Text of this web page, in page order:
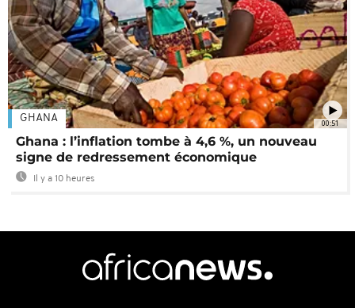
00:51
GHANA
Ghana : l’inflation tombe à 4,6 %, un nouveau
signe de redressement économique
Il y a 10 heures